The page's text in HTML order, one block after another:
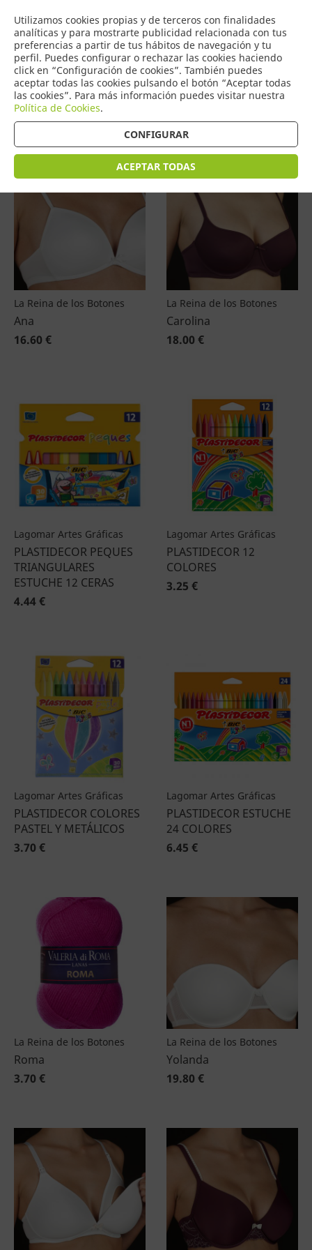
Utilizamos cookies propias y de terceros con finalidades
analíticas y para mostrarte publicidad relacionada con tus
preferencias a partir de tus hábitos de navegación y tu
perfil. Puedes configurar o rechazar las cookies haciendo
click en “Configuración de cookies”. También puedes
aceptar todas las cookies pulsando el botón “Aceptar todas
las cookies”. Para más información puedes visitar nuestra
Política de Cookies.
CONFIGURAR
ACEPTAR TODAS
0
COMERCIO
DE TORRIJOS
Productos (4577)
Ordenar por precio
La Reina de los Botones
Ana
16.60 €
La Reina de los Botones
Carolina
18.00 €
Lagomar Artes Gráficas
PLASTIDECOR PEQUES
TRIANGULARES
ESTUCHE 12 CERAS
4.44 €
Lagomar Artes Gráficas
PLASTIDECOR 12
COLORES
3.25 €
Lagomar Artes Gráficas
PLASTIDECOR COLORES
PASTEL Y METÁLICOS
3.70 €
Lagomar Artes Gráficas
PLASTIDECOR ESTUCHE
24 COLORES
6.45 €
La Reina de los Botones
Roma
3.70 €
La Reina de los Botones
Yolanda
19.80 €